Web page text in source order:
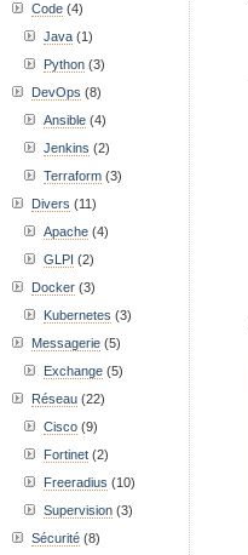
Code (4)
Java (1)
Python (3)
DevOps (8)
Ansible (4)
Jenkins (2)
Terraform (3)
Divers (11)
Apache (4)
GLPI (2)
Docker (3)
Kubernetes (3)
Messagerie (5)
Exchange (5)
Réseau (22)
Cisco (9)
Fortinet (2)
Freeradius (10)
Supervision (3)
Sécurité (8)